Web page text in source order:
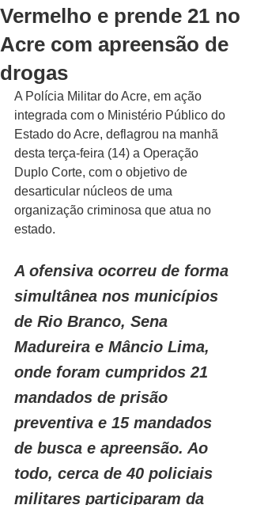
Vermelho e prende 21 no
Acre com apreensão de
drogas
A Polícia Militar do Acre, em ação
integrada com o Ministério Público do
Estado do Acre, deflagrou na manhã
desta terça-feira (14) a Operação
Duplo Corte, com o objetivo de
desarticular núcleos de uma
organização criminosa que atua no
estado.
A ofensiva ocorreu de forma
simultânea nos municípios
de Rio Branco, Sena
Madureira e Mâncio Lima,
onde foram cumpridos 21
mandados de prisão
preventiva e 15 mandados
de busca e apreensão. Ao
todo, cerca de 40 policiais
militares participaram da